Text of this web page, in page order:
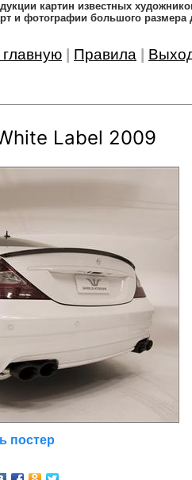
картин известных
и фотографии большого размера
Правила
Label 2009
постер